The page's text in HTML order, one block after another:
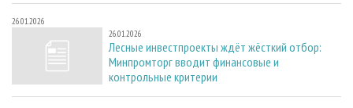
26.01.2026
26.01.2026
Лесные инвестпроекты ждёт жёсткий отбор:
Минпромторг вводит финансовые и
контрольные критерии